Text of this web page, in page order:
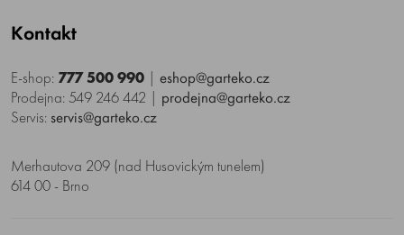
Kontakt
E-shop: 777 500 990 | eshop@garteko.cz
Prodejna: 549 246 442 | prodejna@garteko.cz
Servis: servis@garteko.cz
Merhautova 209 (nad Husovickým tunelem)
614 00 - Brno